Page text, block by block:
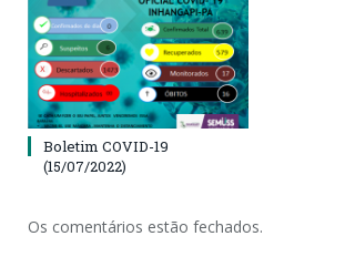
Boletim COVID-19
(15/07/2022)
Os comentários estão fechados.